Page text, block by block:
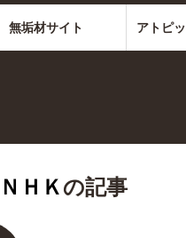
無垢材サイト アトピ
ＮＨＫ の記事